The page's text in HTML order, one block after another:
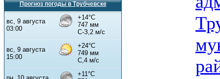
Прогноз погоды в Трубчевске